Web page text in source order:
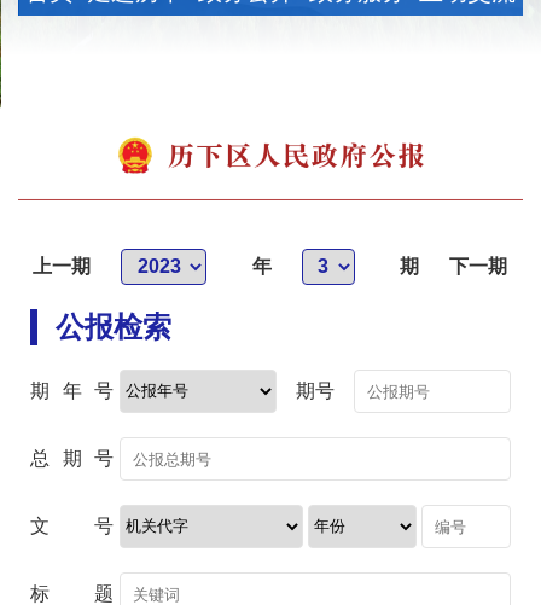
上一期 年 期 下一期
公报检索
期年号 期号
总期号
文号
标题